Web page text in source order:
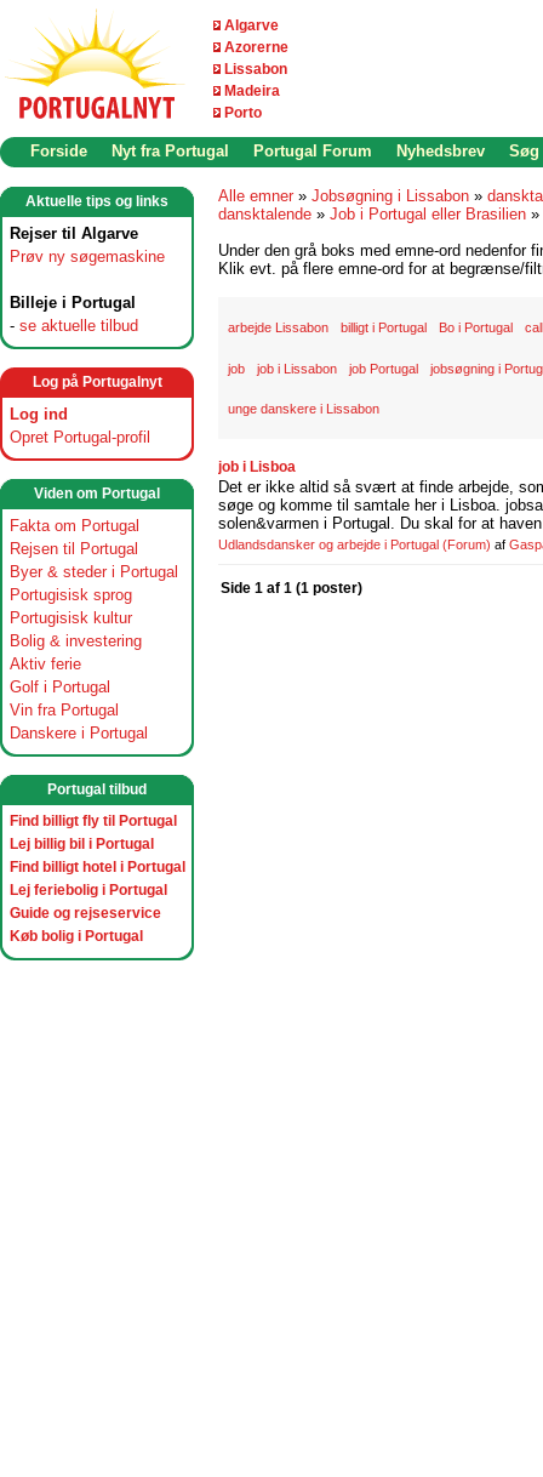
Algarve
Azorerne
Lissabon
Madeira
Porto
Forside Nyt fra Portugal Portugal Forum Nyhedsbrev Søg
Aktuelle tips og links
Rejser til Algarve
Prøv ny søgemaskine
Billeje i Portugal
- se aktuelle tilbud
Log på Portugalnyt
Log ind
Opret Portugal-profil
Viden om Portugal
Fakta om Portugal
Rejsen til Portugal
Byer & steder i Portugal
Portugisisk sprog
Portugisisk kultur
Bolig & investering
Aktiv ferie
Golf i Portugal
Vin fra Portugal
Danskere i Portugal
Portugal tilbud
Find billigt fly til Portugal
Lej billig bil i Portugal
Find billigt hotel i Portugal
Lej feriebolig i Portugal
Guide og rejseservice
Køb bolig i Portugal
Alle emner » Jobsøgning i Lissabon »
dansktalende » Job i Portugal eller Brasilien »
Under den grå boks med emne-ord nedenfor
Klik evt. på flere emne-ord for at begrænse/
arbejde Lissabon billigt i Portugal Bo i Portugal
job job i Lissabon job Portugal jobsøgning i
unge danskere i Lissabon
job i Lisboa
Det er ikke altid så svært at finde arbejde,
søge og komme til samtale her i Lisboa.
solen&varmen i Portugal. Du skal for at
Udlandsdansker og arbejde i Portugal (Forum) af
Side 1 af 1 (1 poster)